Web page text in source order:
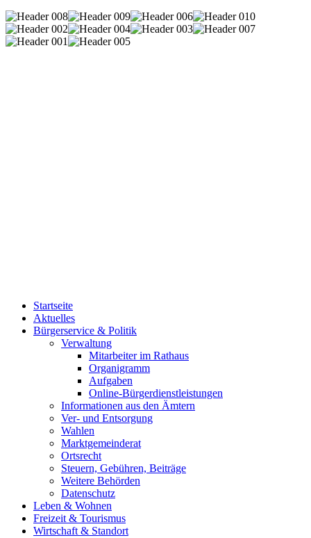
Startseite
Aktuelles
Bürgerservice & Politik
Verwaltung
Mitarbeiter im Rathaus
Organigramm
Aufgaben
Online-Bürgerdienstleistungen
Informationen aus den Ämtern
Ver- und Entsorgung
Wahlen
Marktgemeinderat
Ortsrecht
Steuern, Gebühren, Beiträge
Weitere Behörden
Datenschutz
Leben & Wohnen
Freizeit & Tourismus
Wirtschaft & Standort